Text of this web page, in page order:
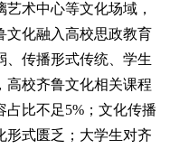
术中心等文化场域，
文化融入高校思政教育
、传播形式传统、学生
高校齐鲁文化相关课程
比不足5%；文化传播
形式匮乏；大学生对齐